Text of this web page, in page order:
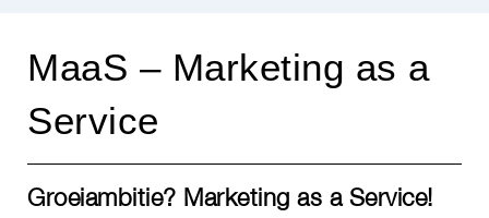
MaaS – Marketing as a
Service
Groeiambitie? Marketing as a Service!